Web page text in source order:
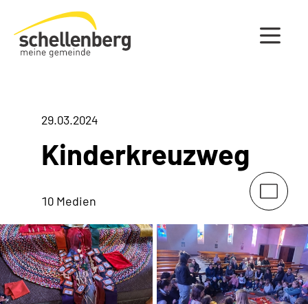
Gemeinde Schellenberg Startseite
29.03.2024
Kinderkreuzweg
10 Medien